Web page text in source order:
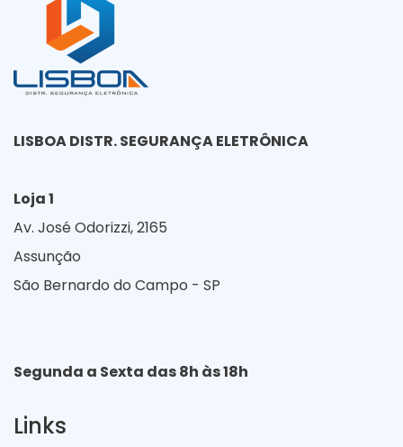
LISBOA DISTR. SEGURANÇA ELETRÔNICA
Loja 1
Av. José Odorizzi, 2165
Assunção
São Bernardo do Campo - SP
Segunda a Sexta das 8h às 18h
Links